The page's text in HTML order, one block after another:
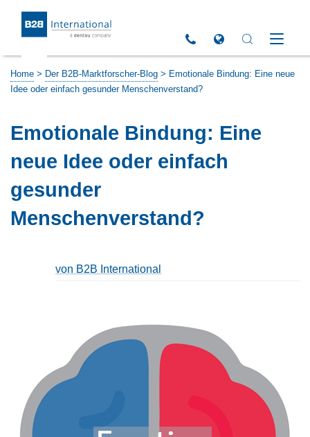
Click to call us
Home > Der B2B-Marktforscher-Blog > Emotionale Bindung: Eine neue
Idee oder einfach gesunder Menschenverstand?
Emotionale Bindung: Eine
neue Idee oder einfach
gesunder
Menschenverstand?
von B2B International